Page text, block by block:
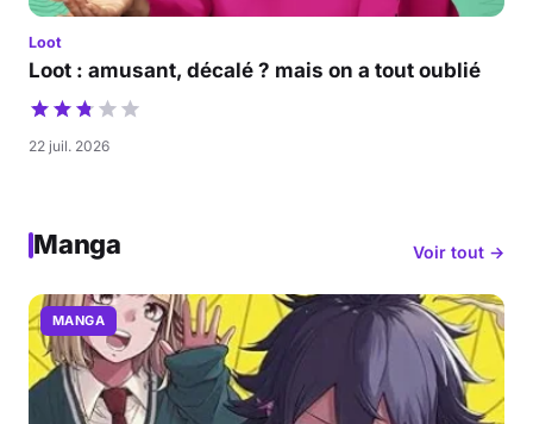
Loot
Loot : amusant, décalé ? mais on a tout oublié
22 juil. 2026
Manga Voir tout →
MANGA